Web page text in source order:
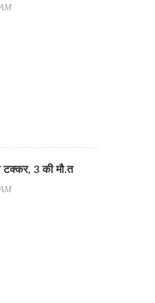
टक्कर, 3 की मौ.त